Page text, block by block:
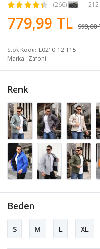
(266) 212
779,99 TL 999,00
Stok Kodu E0210-12-115
Marka Zafoni
Renk
Beden
S M L XL